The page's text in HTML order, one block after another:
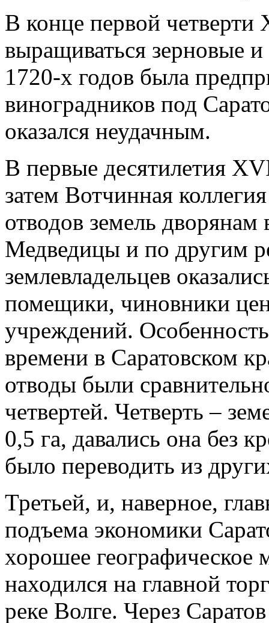
В конце первой четверти
выращиваться зерновые
1720-х годов была
виноградников под
оказался неудачным.
В первые десятилетия
затем Вотчинная
отводов земель
Медведицы и по другим
землевладельцев
помещики, чиновники
учреждений.
времени в Саратовском
отводы были
четвертей. Четверть –
0,5 га, давались она без
было переводить из
Третьей, и, наверное,
подъема экономики
хорошее географическое
находился на главной
реке Волге. Через